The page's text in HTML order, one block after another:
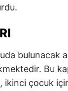
bulunacak
Bu
ikinci çocuk